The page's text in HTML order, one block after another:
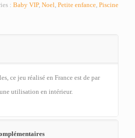
: Baby VIP, Noel Petite enfance Piscine
ce jeu réalisé en France est de par
utilisation en intérieur.